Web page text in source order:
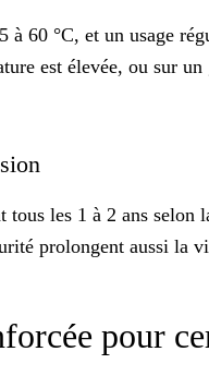
60 °C, et un usage
est élevée, ou sur
tous les 1 à 2 ans selon
prolongent aussi la
pour